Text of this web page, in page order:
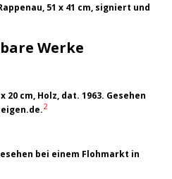
51 x 41 cm, signiert und
Werke
20 cm, Holz, dat. 1963. Gesehen
2
bei einem Flohmarkt in